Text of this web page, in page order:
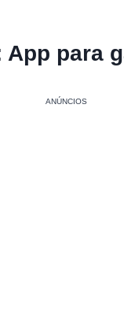
para
ANÚNCIOS